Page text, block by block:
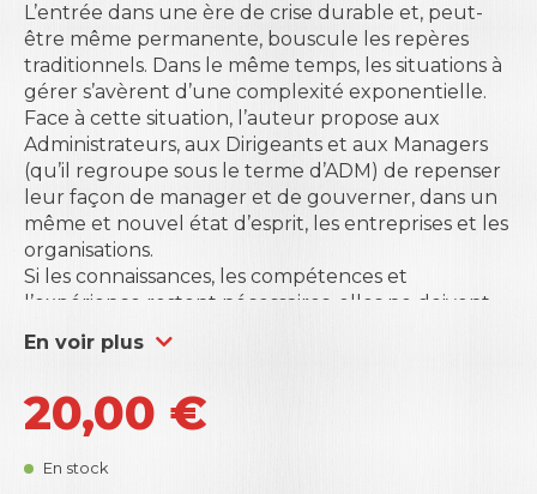
L’entrée dans une ère de crise durable et, peut-
être même permanente, bouscule les repères
traditionnels. Dans le même temps, les situations à
gérer s’avèrent d’une complexité exponentielle.
Face à cette situation, l’auteur propose aux
Administrateurs, aux Dirigeants et aux Managers
(qu’il regroupe sous le terme d’ADM) de repenser
leur façon de manager et de gouverner, dans un
même et nouvel état d’esprit, les entreprises et les
organisations.
Si les connaissances, les compétences et
l’expérience restent nécessaires, elles ne doivent
plus être considérées comme la clé de voûte du «
savoir-agir ». En lieu et place, Patrick Monxion
eux-mêmes et comprendre les besoins que les
personnes cherchent à satisfaire en travaillant,
pour pouvoir faire preuve de plus de liberté et
En voir plus
20,00 €
En stock